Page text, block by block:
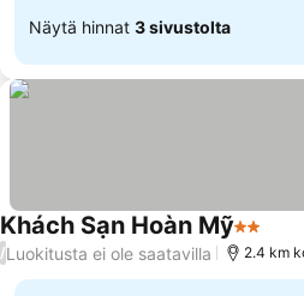
Näytä hinnat 3 sivustolta
Khách Sạn Hoàn Mỹ2
/Luokitusta ei ole saatavilla 2.4 km